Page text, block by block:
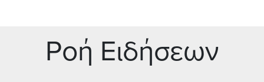
Ρoή Ειδήσεων